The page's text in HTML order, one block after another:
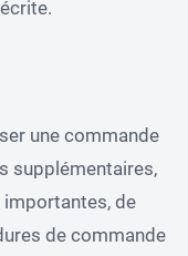
une commande
supplémentaires,
de
de commande